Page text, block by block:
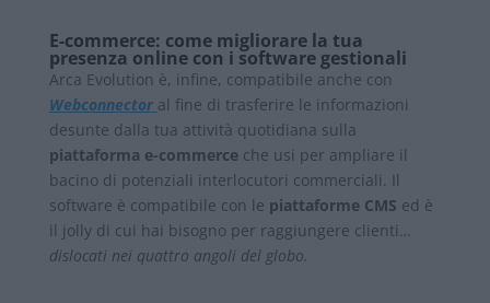
E-commerce: come migliorare la tua
presenza online con i software gestionali
Arca Evolution è, infine, compatibile anche con
Webconnector al fine di trasferire le informazioni
desunte dalla tua attività quotidiana sulla
piattaforma e-commerceche usi per ampliare il
bacino di potenziali interlocutori commerciali. Il
software è compatibile con le piattaforme CMS ed è
il jolly di cui hai bisogno per raggiungere clienti…
dislocati nei quattro angoli del globo.